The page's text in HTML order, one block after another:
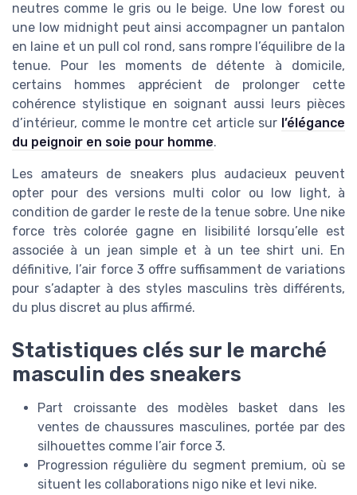
neutres comme le gris ou le beige. Une low forest ou
une low midnight peut ainsi accompagner un pantalon
en laine et un pull col rond, sans rompre l’équilibre de la
tenue. Pour les moments de détente à domicile,
certains hommes apprécient de prolonger cette
cohérence stylistique en soignant aussi leurs pièces
d’intérieur, comme le montre cet article sur l’élégance
du peignoir en soie pour homme.
Les amateurs de sneakers plus audacieux peuvent
opter pour des versions multi color ou low light, à
condition de garder le reste de la tenue sobre. Une nike
force très colorée gagne en lisibilité lorsqu’elle est
associée à un jean simple et à un tee shirt uni. En
définitive, l’air force 3 offre suffisamment de variations
pour s’adapter à des styles masculins très différents,
du plus discret au plus affirmé.
Statistiques clés sur le marché
masculin des sneakers
Part croissante des modèles basket dans les
ventes de chaussures masculines, portée par des
silhouettes comme l’air force 3.
Progression régulière du segment premium, où se
situent les collaborations nigo nike et levi nike.